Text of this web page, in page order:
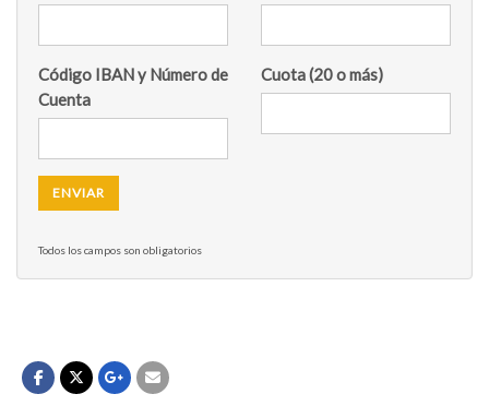
Código IBAN y Número de
Cuenta
Cuota (20 o más)
Todos los campos son obligatorios